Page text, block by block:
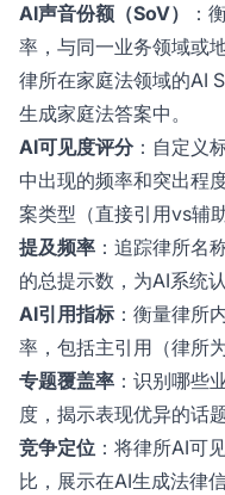
AI声音份额（SoV）
：
率，与同一业务领域或
律所在家庭法领域的AI
生成家庭法答案中。
AI可见度评分：自定义
中出现的频率和突出程
案类型（直接引用vs辅
提及频率 ：追踪律所名
的总提示数，为AI系统
AI引用指标 ：衡量律所
率，包括主引用（律所
专题覆盖率 ：识别哪些
度，揭示表现优异的话
竞争定位 ：将律所AI可
比，展示在AI生成法律